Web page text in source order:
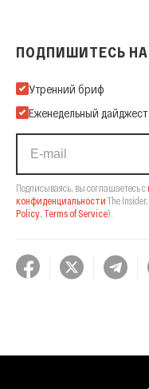
ПОДПИШИТЕСЬ НА
Подпишитесь на нашу
Утренний бриф
Еженедельный дайджест
Подписываясь, вы соглашаетесь с
конфиденциальности The Insider,
Policy Terms of Service).